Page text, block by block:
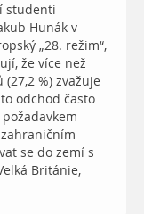
studenti
Hunák v
„28. režim“,
že více než
%) zvažuje
odchod často
se do zemí s
Británie,